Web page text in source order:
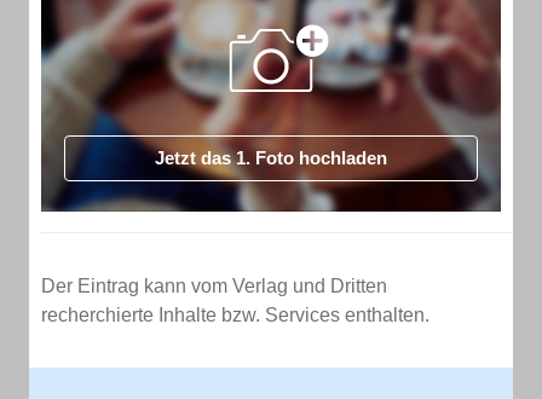
Jetzt das 1. Foto hochladen
Der Eintrag kann vom Verlag und Dritten
recherchierte Inhalte bzw. Services enthalten.